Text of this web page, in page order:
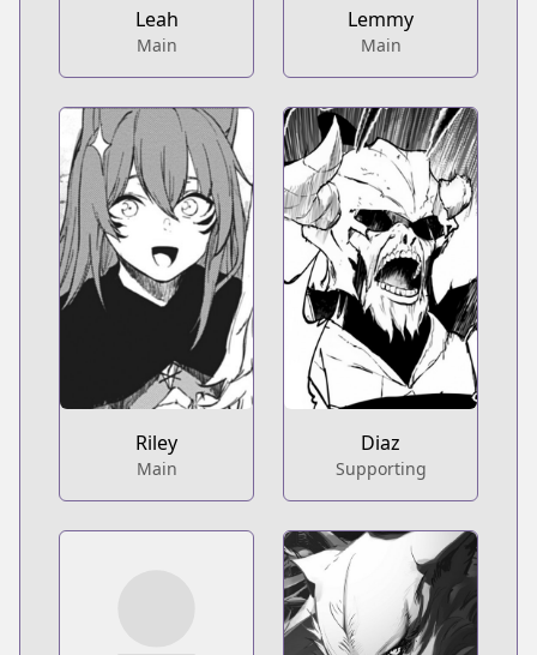
Leah
Main
Lemmy
Main
Riley
Main
Diaz
Supporting